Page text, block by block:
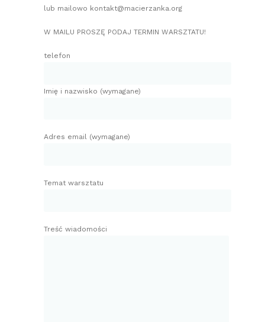
lub mailowo kontakt@macierzanka.org
W MAILU PROSZĘ PODAJ TERMIN WARSZTATU!
telefon
Imię i nazwisko (wymagane)
Adres email (wymagane)
Temat warsztatu
Treść wiadomości